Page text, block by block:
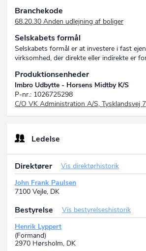
Branchekode
68.20.30 Anden udlejning af boliger
Selskabets formål
Selskabets formål er at investere i fast
virksomhed, der direkte eller indirekte er
Produktionsenheder
Imbro Udbytte - Horsens Midtby K/S
P-nr.: 1026725298
C/O VK Administration A/S, Tysklandsvej
Ledelse
Direktører
Vis direktørhistorik
John Frank Paulsen
7100 Vejle, DK
Bestyrelse
Vis bestyrelseshistorik
Henrik Lyppert
(Formand)
2970 Hørsholm, DK